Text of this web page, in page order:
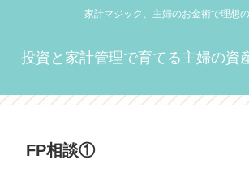
家計マジック、主婦のお金術で理想
投資と家計管理で育てる主婦の資
FP相談①